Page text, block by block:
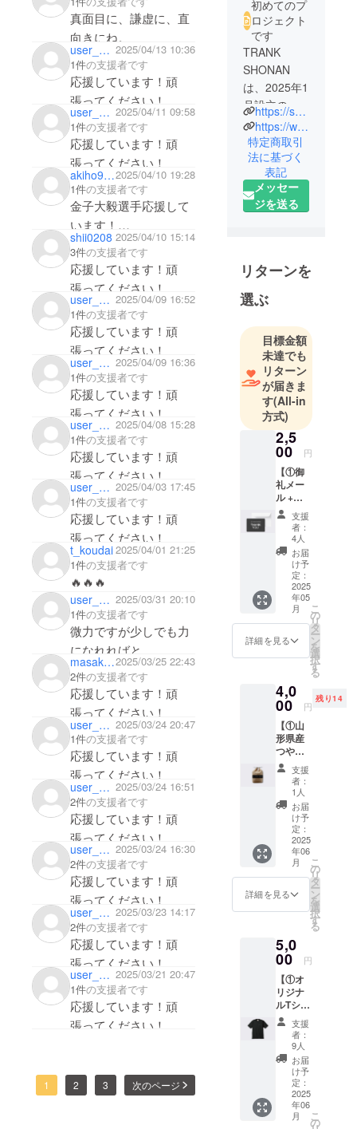
真面目に、謙虚に、直
向きにね。
user_2c1522b4d014 2025/04/13 10:36
1件の支援者です
応援しています！頑
張ってください！
user_a9f8d5d61434 2025/04/11 09:58
1件の支援者です
応援しています！頑
張ってください！
akiho94882025/04/10 19:28
1件の支援者です
金子大毅選手応援して
います！
頑張ってください！
shii0208 2025/04/10 15:14
3件の支援者です
応援しています！頑
張ってください！
user_31e34671eb24 2025/04/09 16:52
1件の支援者です
応援しています！頑
張ってください！
user_8e019bd72154 2025/04/09 16:36
1件の支援者です
応援しています！頑
張ってください！
user_c3b4e744aec4 2025/04/08 15:28
1件の支援者です
応援しています！頑
張ってください！
user_ec5e53be5b24 2025/04/03 17:45
1件の支援者です
応援しています！頑
張ってください！
t_koudai2025/04/01 21:25
1件の支援者です
🔥🔥🔥
user_0afaeca2f5d4 2025/03/31 20:10
1件の支援者です
微力ですが少しでも力
になれればと。
未来が楽しみです！
masakomina2025/03/25 22:43
2件の支援者です
応援しています！頑
張ってください！
user_3d6b88ec7f64 2025/03/24 20:47
1件の支援者です
応援しています！頑
張ってください！
user_e3c70bad57c4 2025/03/24 16:51
2件の支援者です
応援しています！頑
張ってください！
user_e3c70bad57c4 2025/03/24 16:30
2件の支援者です
応援しています！頑
張ってください！
user_bb7ecd90fbd4 2025/03/23 14:17
2件の支援者です
応援しています！頑
張ってください！
user_de11720cfee4 2025/03/21 20:47
1件の支援者です
応援しています！頑
張ってください！
1 2 3 次のページ
初めてのプ
ロジェクト
です
TRANK
SHONAN
は、2025年1
月設立の湘
南発社会人
フットボー
ルクラブで
す。「アス
リートを拡
張する。」
フットボー
ルだけでな
くビジネス
戦を支援
し、アス
リートの可
能性を広げ
ます。
https://skyu.co.jp/soccer
https://www.instagram.com/trank_shonan/
特定商取引
法に基づく
表記
メッセー
ジを送る
リターンを
選ぶ
目標金額
未達でも
リターン
が届きま
す(All-in
方式)
2,5
00 円
【①御
礼メー
ル +
②HPへ
の氏名
掲載
権】 ①
御礼
メール
TRANK
SHONA
Nより、
感謝の
気持ち
を込め
た御礼
をお届
けいた
しま
す。
②HPへ
の氏名
掲載権
全ての
リター
ン品に
付属し
ます。
公式HP
にご希
望のお
名前を
記載い
所：
TRANK
SHONA
Nの公式
HP ・掲
載期
間：
2025年
5月1
日〜1年
間掲載
・掲載
方法：
文字の
み ・注
支援
者：
4人
お届
け予
定：
2025
年05
月
詳細を見る
こ
の
リ
タ
ー
ン
を
選
択
す
る
4,0
00 円
残り14
【①山
形県産
つや姫
2kg +
②HPへ
の氏名
掲載
権】 ①
山形県
産つや
姫 2kg
・名
称：精
米 ・原
料玄
米：産
形県東
置賜郡
川西町
品種・
つや姫
年産・
令和6年
・内容
量：2kg
・保存
方法：
支援
者：
1人
お届
け予
定：
2025
年06
月
詳細を見る
こ
の
リ
タ
ー
ン
を
選
択
す
る
5,0
00 円
【①オ
リジナ
ルTシャ
ツ +
②HPへ
の氏名
掲載
権】 ①
オリジ
ナルT
シャツ
TRANK
支援
者：
9人
お届
け予
定：
2025
年06
月
こ
の